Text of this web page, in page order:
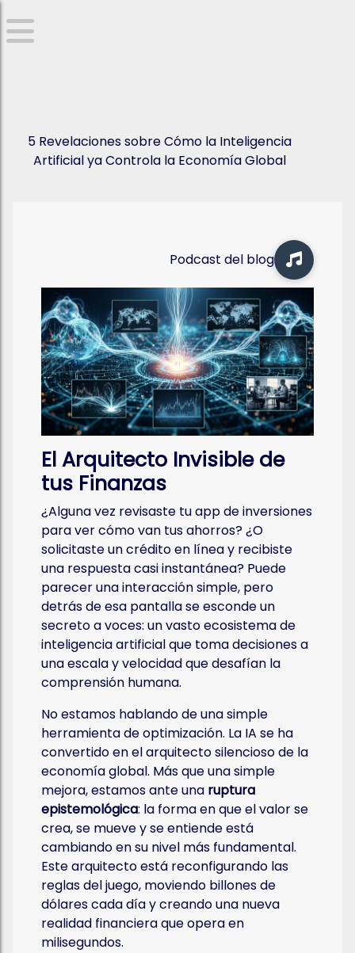
5 Revelaciones sobre Cómo la Inteligencia
Artificial ya Controla la Economía Global
Podcast del blog
El Arquitecto Invisible de
tus Finanzas
¿Alguna vez revisaste tu app de inversiones
para ver cómo van tus ahorros? ¿O
solicitaste un crédito en línea y recibiste
una respuesta casi instantánea? Puede
parecer una interacción simple, pero
detrás de esa pantalla se esconde un
secreto a voces: un vasto ecosistema de
inteligencia artificial que toma decisiones a
una escala y velocidad que desafían la
comprensión humana.
No estamos hablando de una simple
herramienta de optimización. La IA se ha
convertido en el arquitecto silencioso de la
economía global. Más que una simple
mejora, estamos ante una ruptura
epistemológica: la forma en que el valor se
crea, se mueve y se entiende está
cambiando en su nivel más fundamental.
Este arquitecto está reconfigurando las
reglas del juego, moviendo billones de
dólares cada día y creando una nueva
realidad financiera que opera en
milisegundos.